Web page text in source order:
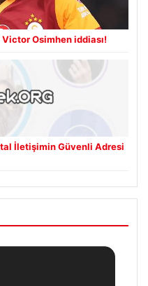
Osimhen iddiası!
İletişimin Güvenli Adresi